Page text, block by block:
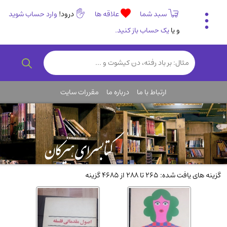
سبد شما علاقه ها درود! وارد حساب شوید
و یایک حساب باز کنید.
تاریخی و فرهنگی
(838)
رمان و داستان ایرانی(307)
روانشناسی(357)
انگلیسی و زبان خارجی(14)
کودکان و نوجوانان(76)
کتب نادر و کمیاب(19)
روانشناسی(112)
طب گیاهی و سنتی(45)
فلسفه و جامعه شناسی(151)
ادبیات و شعر(511)
ارتباط با ما درباره ما مقررات سایت
گزینه های یافت شده: 265 تا 288 از 4685 گزینه